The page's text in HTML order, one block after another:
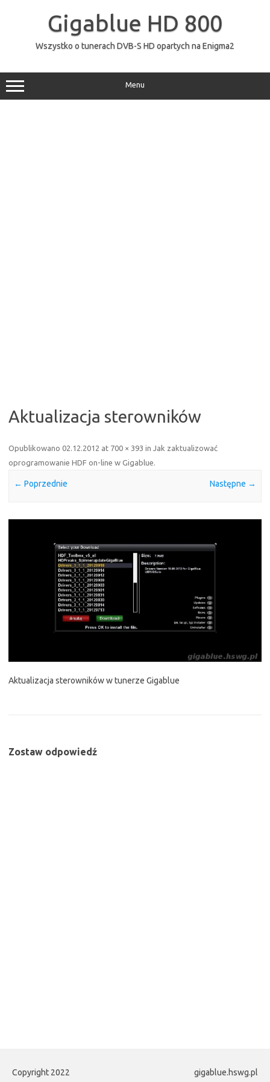
Gigablue HD 800
Wszystko o tunerach DVB-S HD opartych na Enigma2
Menu
Aktualizacja sterowników
Opublikowano 02.12.2012 at 700 × 393 in Jak zaktualizować
oprogramowanie HDF on-line w Gigablue.
← Poprzednie Następne →
Aktualizacja sterowników w tunerze Gigablue
Zostaw odpowiedź
Copyright 2022 gigablue.hswg.pl